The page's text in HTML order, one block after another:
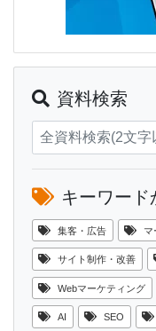
資料検索
キーワード
集客・広告 マ
サイト制作・改善
Webマーケティング
AI SEO